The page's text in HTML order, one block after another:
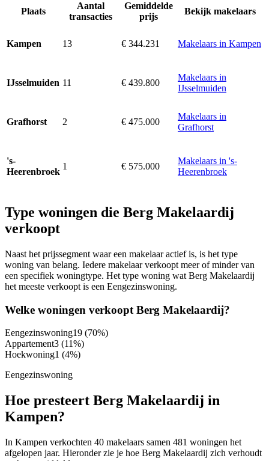
Plaats
Aantal
transacties
Gemiddelde
prijs
Bekijk makelaars
Kampen 13 € 344.231 Makelaars in Kampen
IJsselmuiden 11 € 439.800
Makelaars in
IJsselmuiden
Grafhorst 2 € 475.000
Makelaars in
Grafhorst
's-
Heerenbroek
1 € 575.000
Makelaars in 's-
Heerenbroek
Type woningen die Berg Makelaardij
verkoopt
Naast het prijssegment waar een makelaar actief is, is het type
woning van belang. Iedere makelaar verkoopt meer of minder van
een specifiek woningtype. Het type woning wat Berg Makelaardij
het meeste verkoopt is een Eengezinswoning.
Welke woningen verkoopt Berg Makelaardij?
Eengezinswoning19 (70%)
Appartement3 (11%)
Hoekwoning1 (4%)
Eengezinswoning
Hoe presteert Berg Makelaardij in
Kampen?
In Kampen verkochten 40 makelaars samen 481 woningen het
afgelopen jaar. Hieronder zie je hoe Berg Makelaardij zich verhoudt